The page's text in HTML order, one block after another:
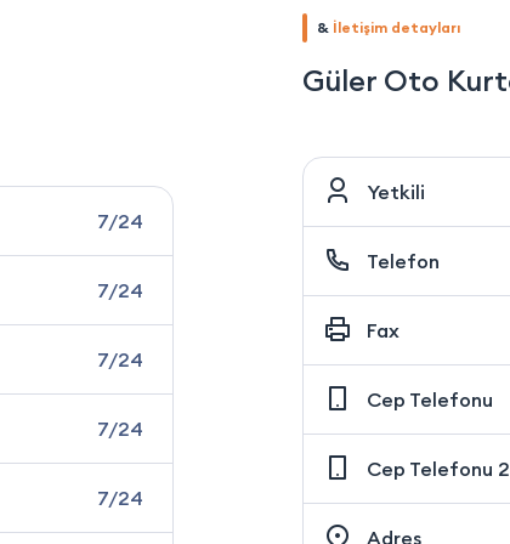
7/24
7/24
7/24
7/24
7/24
& İletişim detayları
Güler Oto
Yetkili
Telefon
Fax
Cep Telefonu
Cep Telefonu 2
Adres